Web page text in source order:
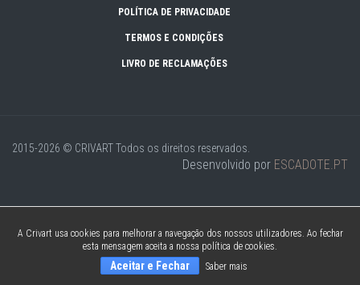
POLÍTICA DE PRIVACIDADE
TERMOS E CONDIÇÕES
LIVRO DE RECLAMAÇÕES
2015-2026 © CRIVARTTodos os direitos reservados.
Desenvolvido por ESCADOTE.PT
A Crivart usa cookies para melhorar a navegação dos nossos utilizadores. Ao fechar
esta mensagem aceita a nossa política de cookies.
Aceitar e Fechar Saber mais